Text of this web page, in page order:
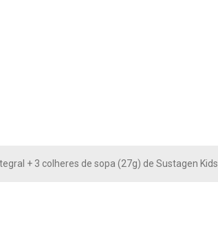
+ 3 colheres de sopa (27g) de Sustagen Kids.